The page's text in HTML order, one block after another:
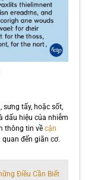
sưng tấy, hoặc sốt,
dấu hiệu của nhiễm
thông tin về cận
đến giãn cơ.
Điều Cần Biết